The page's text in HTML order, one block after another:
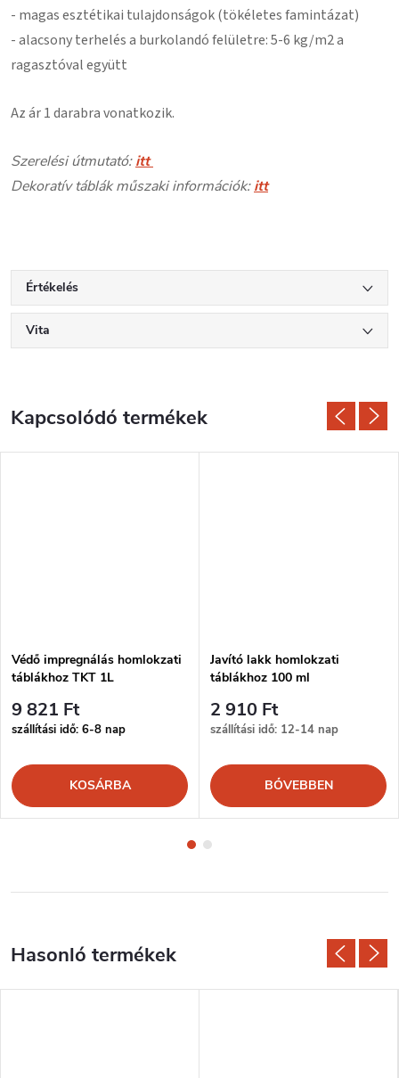
- magas esztétikai tulajdonságok (tökéletes famintázat)
- alacsony terhelés a burkolandó felületre: 5-6 kg/m2 a
ragasztóval együtt
Az ár 1 darabra vonatkozik.
Szerelési útmutató: itt
Dekoratív táblák műszaki információk:itt
Értékelés
Vita
Kapcsolódó termékek
Védő impregnálás homlokzati
táblákhoz TKT 1L
9 821 Ft
szállítási idő: 6-8 nap
KOSÁRBA
Javító lakk homlokzati
táblákhoz 100 ml
2 910 Ft
szállítási idő: 12-14 nap
BŐVEBBEN